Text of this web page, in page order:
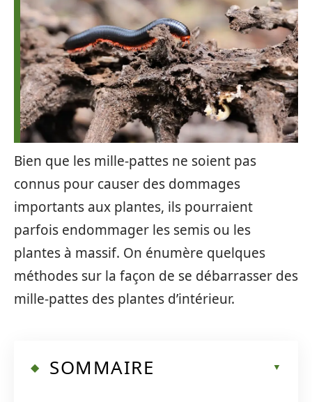
Bien que les mille-pattes ne soient pas
connus pour causer des dommages
importants aux plantes, ils pourraient
parfois endommager les semis ou les
plantes à massif. On énumère quelques
méthodes sur la façon de se débarrasser des
mille-pattes des plantes d’intérieur.
SOMMAIRE